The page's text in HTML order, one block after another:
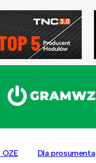
OZE Dla prosumenta